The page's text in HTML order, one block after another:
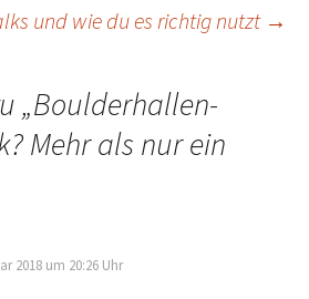
und wie du es richtig nutzt →
„Boulderhallen-
Mehr als nur ein
2018 um 20:26 Uhr